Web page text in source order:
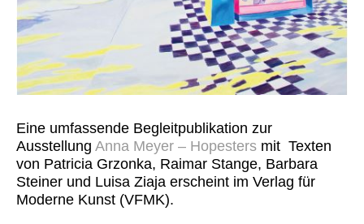
Eine umfassende Begleitpublikation zur
Ausstellung Anna Meyer – Hopesters mit Texten
von Patricia Grzonka, Raimar Stange, Barbara
Steiner und Luisa Ziaja erscheint im Verlag für
Moderne Kunst (VFMK).